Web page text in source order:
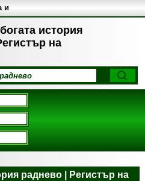
история
на
и
раднево | Регистър на